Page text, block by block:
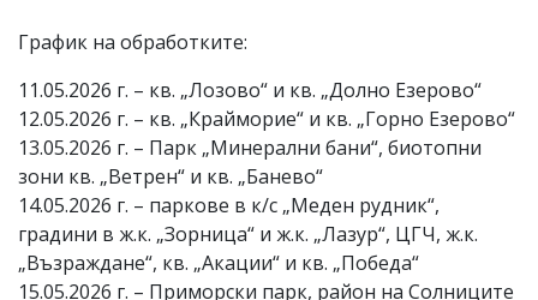
График на обработките:
11.05.2026 г. – кв. „Лозово“ и кв. „Долно Езерово“
12.05.2026 г. – кв. „Крайморие“ и кв. „Горно Езерово“
13.05.2026 г. – Парк „Минерални бани“, биотопни
зони кв. „Ветрен“ и кв. „Банево“
14.05.2026 г. – паркове в к/с „Меден рудник“,
градини в ж.к. „Зорница“ и ж.к. „Лазур“, ЦГЧ, ж.к.
„Възраждане“, кв. „Акации“ и кв. „Победа“
15.05.2026 г. – Приморски парк, район на Солниците